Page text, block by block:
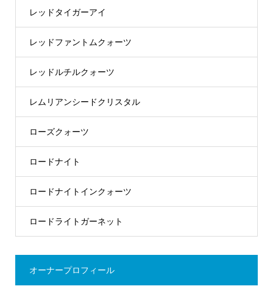
レッドタイガーアイ
レッドファントムクォーツ
レッドルチルクォーツ
レムリアンシードクリスタル
ローズクォーツ
ロードナイト
ロードナイトインクォーツ
ロードライトガーネット
オーナープロフィール